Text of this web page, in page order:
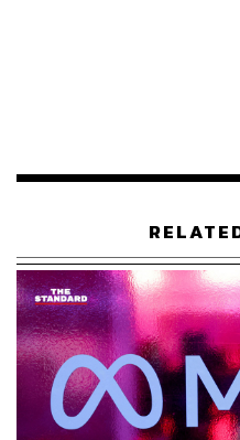
มั่นใจได้ว่า เด็กอายุต่ำกว่า
แพลตฟอร์มได้ ส่วนผู้ใหญ่ที่อ
วิธีตรวจสอบอย่างการสแกน
สำหรับแพลตฟอร์มที่ถูกแบน ไ
TikTok, Snapchat,
Google Classroom,
ยกเว้น